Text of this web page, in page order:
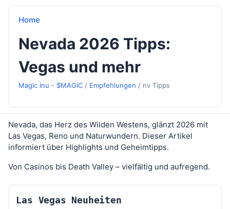
Home
Nevada 2026 Tipps:
Vegas und mehr
Magic Inu - $MAGIC / Empfehlungen / nv Tipps
Nevada, das Herz des Wilden Westens, glänzt 2026 mit
Las Vegas, Reno und Naturwundern. Dieser Artikel
informiert über Highlights und Geheimtipps.
Von Casinos bis Death Valley – vielfältig und aufregend.
Las Vegas Neuheiten